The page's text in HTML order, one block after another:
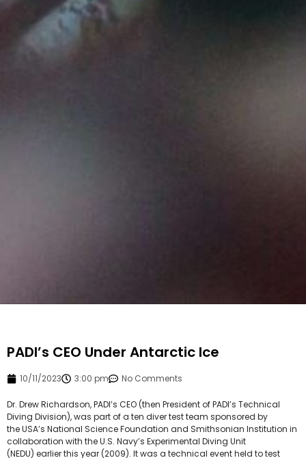
PADI’s CEO Under Antarctic Ice
10/11/2023 3:00 pm No Comments
Dr. Drew Richardson, PADI’s CEO (then President of PADI’s Technical
Diving Division), was part of a ten diver test team sponsored by
the USA’s National Science Foundation and Smithsonian Institution in
collaboration with the U.S. Navy’s Experimental Diving Unit
(NEDU) earlier this year (2009). It was a technical event held to test